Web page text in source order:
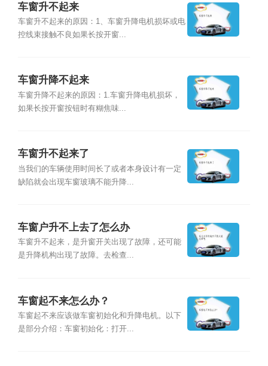
车窗升不起来
车窗升不起来的原因：1、车窗升降电机损坏或电
控线束接触不良如果长按开窗...
车窗升降不起来
车窗升降不起来的原因：1.车窗升降电机损坏，
如果长按开窗按钮时有糊焦味...
车窗升不起来了
当我们的车辆使用时间长了或者本身设计有一定
缺陷就会出现车窗玻璃不能升降...
车窗户升不上去了怎么办
车窗升不起来，是升窗开关出现了故障，还可能
是升降机构出现了故障。去检查...
车窗起不来怎么办？
车窗起不来应该做车窗初始化和升降电机。以下
是部分介绍：车窗初始化：打开...